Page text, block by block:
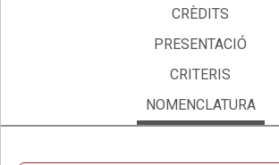
CRÈDITS
PRESENTACIÓ
CRITERIS
NOMENCLATURA